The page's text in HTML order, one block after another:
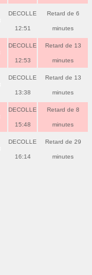
DECOLLE
12:51
Retard de 6
minutes
DECOLLE
12:53
Retard de 13
minutes
DECOLLE
13:38
Retard de 13
minutes
DECOLLE
15:48
Retard de 8
minutes
DECOLLE
16:14
Retard de 29
minutes